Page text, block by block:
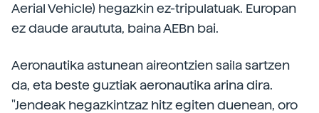
Aerial Vehicle) hegazkin ez-tripulatuak. Europan
ez daude araututa, baina AEBn bai.
Aeronautika astunean aireontzien saila sartzen
da, eta beste guztiak aeronautika arina dira.
"Jendeak hegazkintzaz hitz egiten duenean, oro